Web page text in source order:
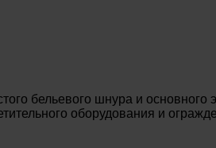
бельевого шнура и основного
оборудования и